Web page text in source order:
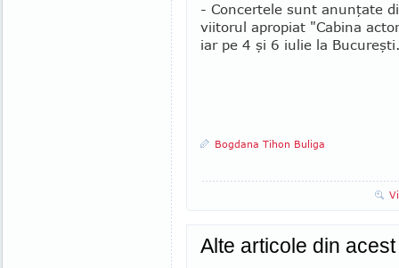
- Concertele sunt anunţate
viitorul apropiat "Cabina
iar pe 4 şi 6 iulie la
Bogdana Tihon Buliga
Alte articole din